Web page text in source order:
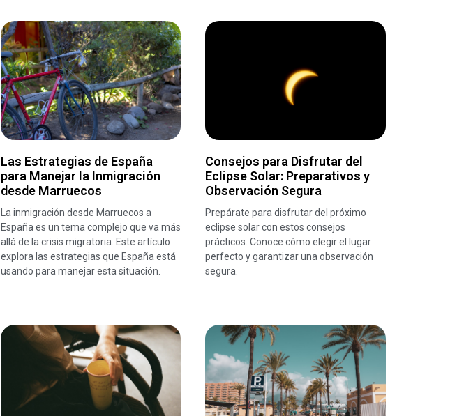
Las Estrategias de España
para Manejar la Inmigración
desde Marruecos
La inmigración desde Marruecos a
España es un tema complejo que va más
allá de la crisis migratoria. Este artículo
explora las estrategias que España está
usando para manejar esta situación.
Consejos para Disfrutar del
Eclipse Solar: Preparativos y
Observación Segura
Prepárate para disfrutar del próximo
eclipse solar con estos consejos
prácticos. Conoce cómo elegir el lugar
perfecto y garantizar una observación
segura.